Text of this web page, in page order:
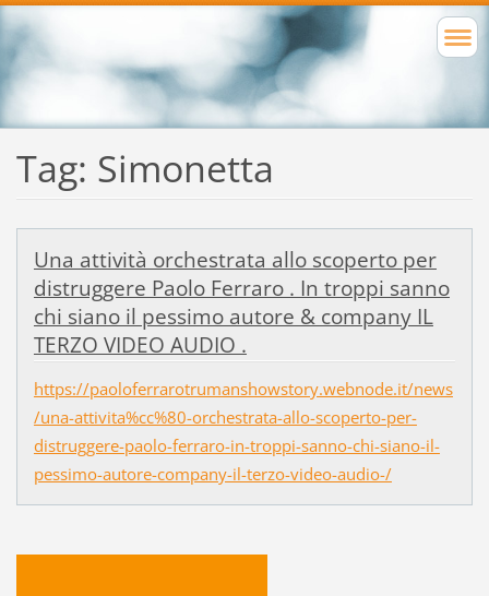
Tag: Simonetta
Una attività orchestrata allo scoperto per
distruggere Paolo Ferraro . In troppi sanno
chi siano il pessimo autore & company IL
TERZO VIDEO AUDIO .
https://paoloferrarotrumanshowstory.webnode.it/news
/una-attivita%cc%80-orchestrata-allo-scoperto-per-
distruggere-paolo-ferraro-in-troppi-sanno-chi-siano-il-
pessimo-autore-company-il-terzo-video-audio-/